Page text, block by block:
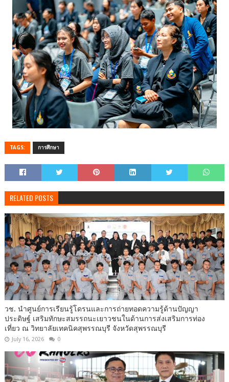
TAGS: การศึกษา
RELATED POSTS
วช. นำศูนย์การเรียนรู้โดรนและการถ่ายทอดความรู้ด้านปัญญา
ประดิษฐ์ เสริมทักษะสมรรถนะเยาวชนในด้านการส่งเสริมการท่อง
เที่ยว ณ วิทยาลัยเทคนิคสุพรรณบุรี จังหวัดสุพรรณบุรี
July 16, 2026 0